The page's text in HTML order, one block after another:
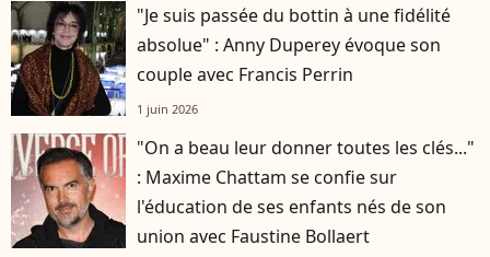
"Je suis passée du bottin à une fidélité
absolue" : Anny Duperey évoque son
couple avec Francis Perrin
1 juin 2026
"On a beau leur donner toutes les clés..."
: Maxime Chattam se confie sur
l'éducation de ses enfants nés de son
union avec Faustine Bollaert